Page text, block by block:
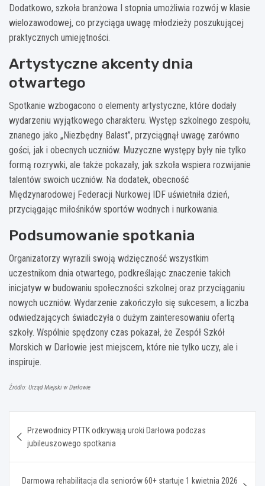
Dodatkowo, szkoła branżowa I stopnia umożliwia rozwój w klasie
wielozawodowej, co przyciąga uwagę młodzieży poszukującej
praktycznych umiejętności.
Artystyczne akcenty dnia
otwartego
Spotkanie wzbogacono o elementy artystyczne, które dodały
wydarzeniu wyjątkowego charakteru. Występ szkolnego zespołu,
znanego jako „Niezbędny Balast”, przyciągnął uwagę zarówno
gości, jak i obecnych uczniów. Muzyczne występy były nie tylko
formą rozrywki, ale także pokazały, jak szkoła wspiera rozwijanie
talentów swoich uczniów. Na dodatek, obecność
Międzynarodowej Federacji Nurkowej IDF uświetniła dzień,
przyciągając miłośników sportów wodnych i nurkowania.
Podsumowanie spotkania
Organizatorzy wyrazili swoją wdzięczność wszystkim
uczestnikom dnia otwartego, podkreślając znaczenie takich
inicjatyw w budowaniu społeczności szkolnej oraz przyciąganiu
nowych uczniów. Wydarzenie zakończyło się sukcesem, a liczba
odwiedzających świadczyła o dużym zainteresowaniu ofertą
szkoły. Wspólnie spędzony czas pokazał, że Zespół Szkół
Morskich w Darłowie jest miejscem, które nie tylko uczy, ale i
inspiruje.
Źródło: Urząd Miejski w Darłowie
wpisu
Przewodnicy PTTK odkrywają uroki Darłowa podczas
jubileuszowego spotkania
Darmowa rehabilitacja dla seniorów 60+ startuje 1 kwietnia 2026